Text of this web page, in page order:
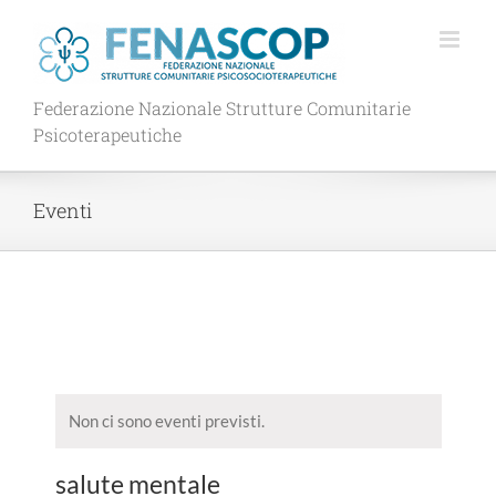
contenuto
Federazione Nazionale Strutture Comunitarie
Psicoterapeutiche
Eventi
Non ci sono eventi previsti.
salute mentale